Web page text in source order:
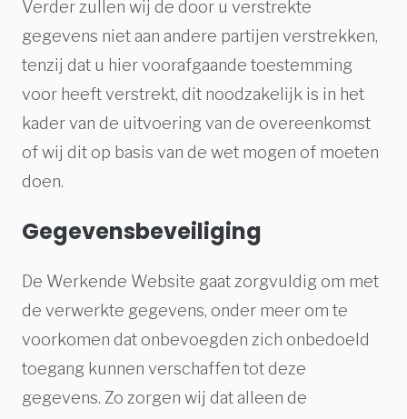
Verder zullen wij de door u verstrekte
gegevens niet aan andere partijen verstrekken,
tenzij dat u hier voorafgaande toestemming
voor heeft verstrekt, dit noodzakelijk is in het
kader van de uitvoering van de overeenkomst
of wij dit op basis van de wet mogen of moeten
doen.
Gegevensbeveiliging
De Werkende Website gaat zorgvuldig om met
de verwerkte gegevens, onder meer om te
voorkomen dat onbevoegden zich onbedoeld
toegang kunnen verschaffen tot deze
gegevens. Zo zorgen wij dat alleen de